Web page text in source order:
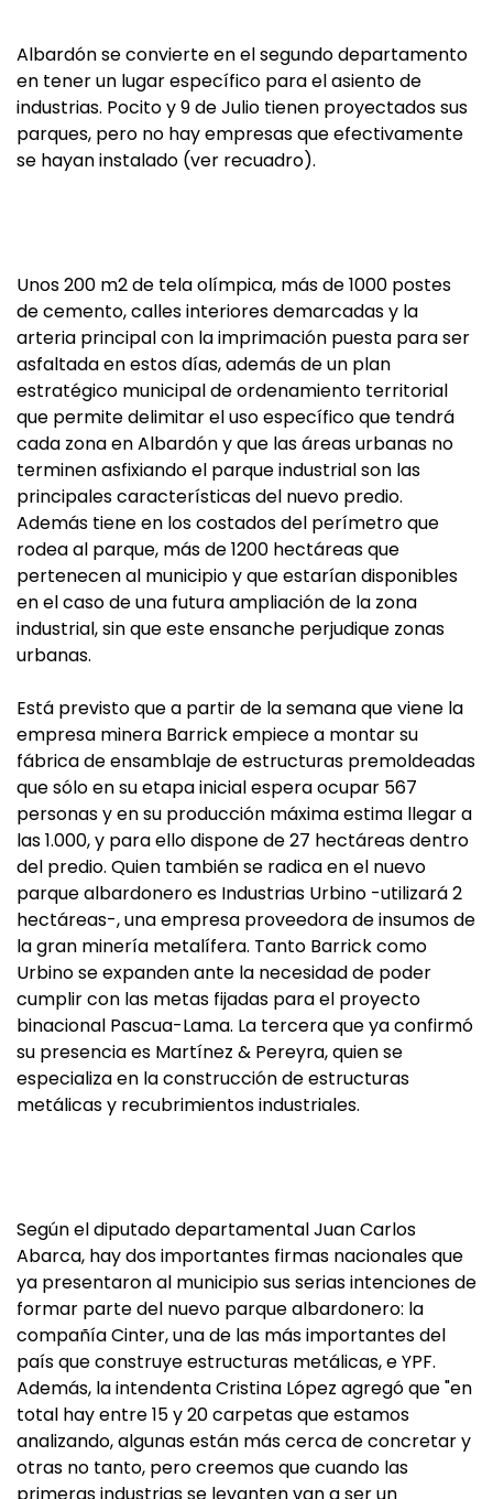
Albardón se convierte en el segundo departamento
en tener un lugar específico para el asiento de
industrias. Pocito y 9 de Julio tienen proyectados sus
parques, pero no hay empresas que efectivamente
se hayan instalado (ver recuadro).
Unos 200 m2 de tela olímpica, más de 1000 postes
de cemento, calles interiores demarcadas y la
arteria principal con la imprimación puesta para ser
asfaltada en estos días, además de un plan
estratégico municipal de ordenamiento territorial
que permite delimitar el uso específico que tendrá
cada zona en Albardón y que las áreas urbanas no
terminen asfixiando el parque industrial son las
principales características del nuevo predio.
Además tiene en los costados del perímetro que
rodea al parque, más de 1200 hectáreas que
pertenecen al municipio y que estarían disponibles
en el caso de una futura ampliación de la zona
industrial, sin que este ensanche perjudique zonas
urbanas.
Está previsto que a partir de la semana que viene la
empresa minera Barrick empiece a montar su
fábrica de ensamblaje de estructuras premoldeadas
que sólo en su etapa inicial espera ocupar 567
personas y en su producción máxima estima llegar a
las 1.000, y para ello dispone de 27 hectáreas dentro
del predio. Quien también se radica en el nuevo
parque albardonero es Industrias Urbino -utilizará 2
hectáreas-, una empresa proveedora de insumos de
la gran minería metalífera. Tanto Barrick como
Urbino se expanden ante la necesidad de poder
cumplir con las metas fijadas para el proyecto
binacional Pascua-Lama. La tercera que ya confirmó
su presencia es Martínez & Pereyra, quien se
especializa en la construcción de estructuras
metálicas y recubrimientos industriales.
Según el diputado departamental Juan Carlos
Abarca, hay dos importantes firmas nacionales que
ya presentaron al municipio sus serias intenciones de
formar parte del nuevo parque albardonero: la
compañía Cinter, una de las más importantes del
país que construye estructuras metálicas, e YPF.
Además, la intendenta Cristina López agregó que "en
total hay entre 15 y 20 carpetas que estamos
analizando, algunas están más cerca de concretar y
otras no tanto, pero creemos que cuando las